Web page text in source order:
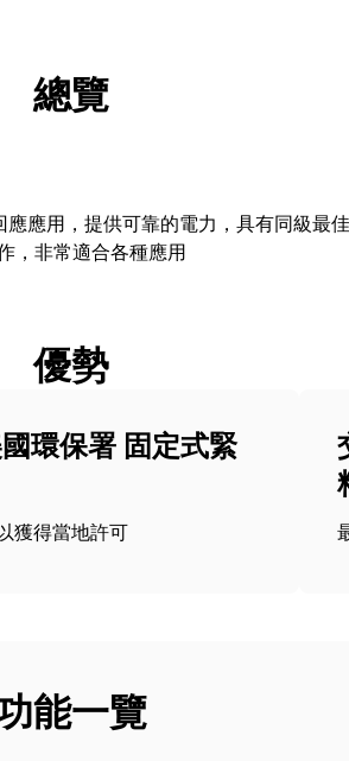
導覽總覽
應用，提供可靠的電力，具有同級最
，非常適合各種應用
優勢
環保署 固定式緊
獲得當地許可
能一覽